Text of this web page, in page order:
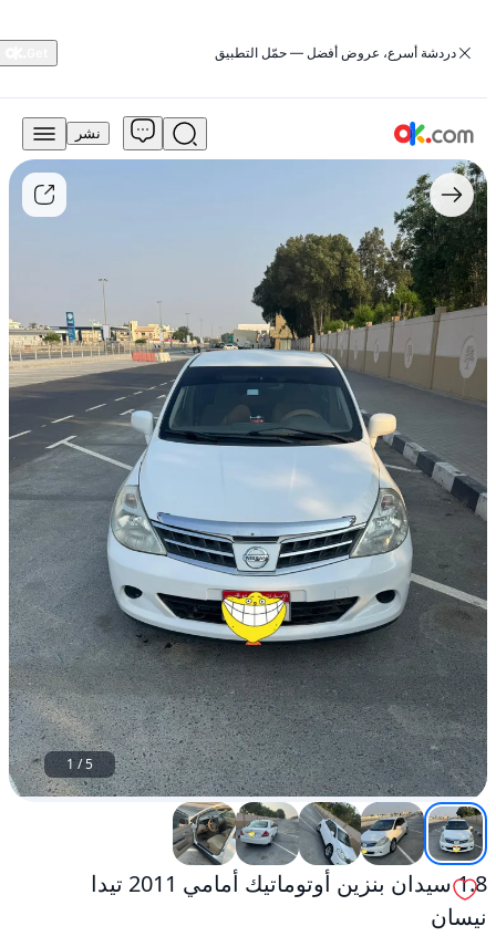
‏دردشة أسرع، عروض أفضل — حمّل التطبيق
مجاني
للبيع
1.8
سيدان
بنزين
أوتوماتيك
أمامي
2011
تيدا
نيسان
مستعمل
نشر
1/5
1.8 سيدان بنزين أوتوماتيك أمامي 2011 تيدا
نيسان